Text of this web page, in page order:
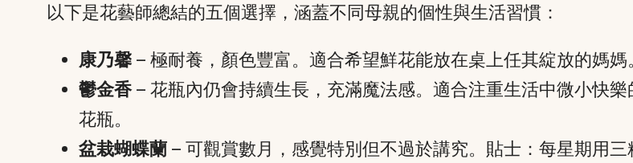
以下是花藝師總結的五個選擇，涵蓋不同母親的個性與生活習慣：
康乃馨 – 極耐養，顏色豐富。適合希望鮮花能放在桌上任其綻放的媽媽
鬱金香– 花瓶內仍會持續生長，充滿魔法感。適合注重生活中微小快
花瓶。
盆栽蝴蝶蘭 – 可觀賞數月，感覺特別但不過於講究。貼士：每星期用三